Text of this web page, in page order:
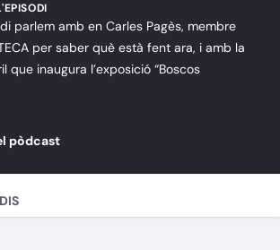
parlem amb en Carles Pagès, membre
per saber què està fent ara, i amb la
que inaugura l’exposició “Boscos
pòdcast